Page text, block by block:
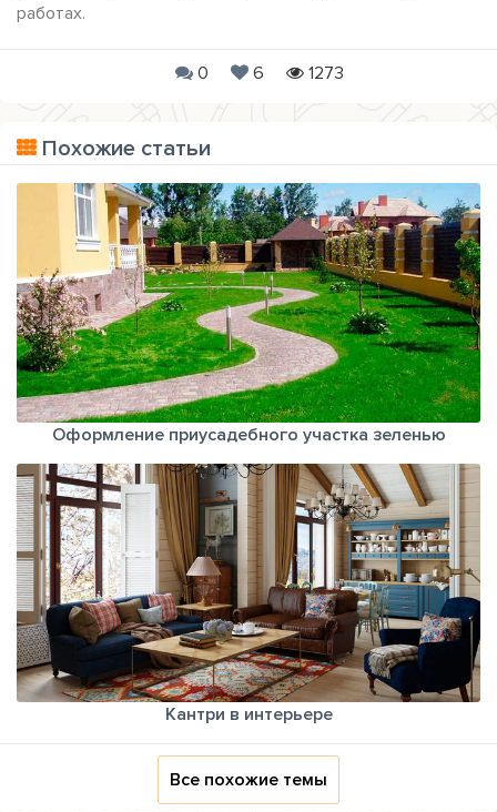
работах.
0 6 1273
Похожие статьи
Оформление приусадебного участка зеленью
Кантри в интерьере
Все похожие темы